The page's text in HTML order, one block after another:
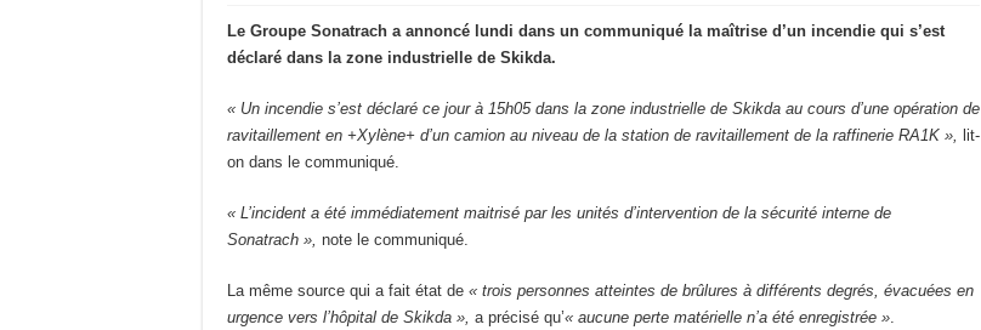
Le Groupe Sonatrach a annoncé lundi dans un communiqué la maîtrise d’un incendie qui s’est
déclaré dans la zone industrielle de Skikda.
« Un incendie s’est déclaré ce jour à 15h05 dans la zone industrielle de Skikda au cours d’une opération de
ravitaillement en +Xylène+ d’un camion au niveau de la station de ravitaillement de la raffinerie RA1K », lit-
on dans le communiqué.
« L’incident a été immédiatement maitrisé par les unités d’intervention de la sécurité interne de
Sonatrach », note le communiqué.
La même source qui a fait état de « trois personnes atteintes de brûlures à différents degrés, évacuées en
urgence vers l’hôpital de Skikda », a précisé qu’« aucune perte matérielle n’a été enregistrée »